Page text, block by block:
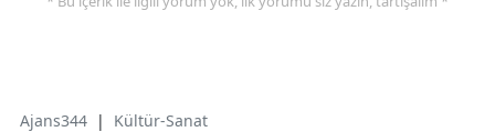
Ajans344 | Kültür-Sanat